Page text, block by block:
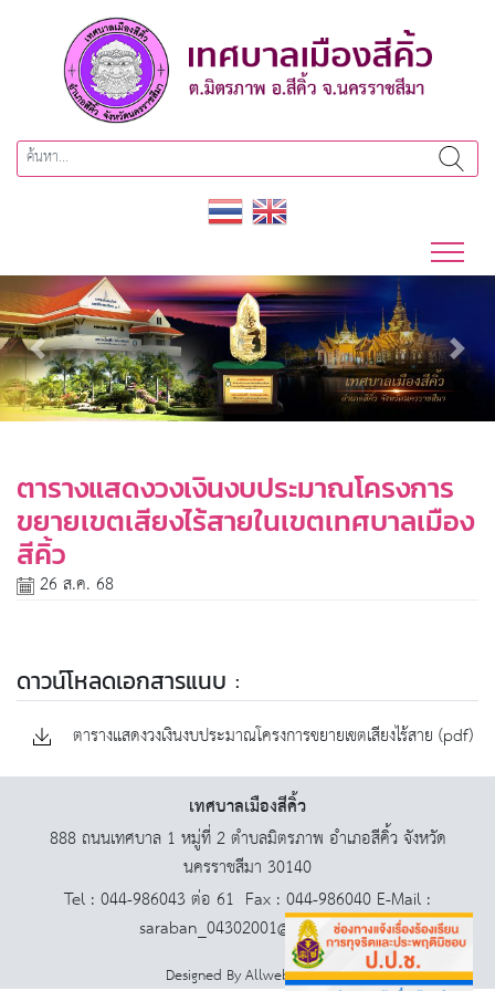
Previous Next
ตารางแสดงวงเงินงบประมาณโครงการ
ขยายเขตเสียงไร้สายในเขตเทศบาลเมือง
สีคิ้ว
26 ส.ค. 68
ดาวน์โหลดเอกสารแนบ :
ตารางแสดงวงเงินงบประมาณโครงการขยายเขตเสียงไร้สาย (pdf)
เทศบาลเมืองสีคิ้ว
888 ถนนเทศบาล 1 หมู่ที่ 2 ตำบลมิตรภาพ อำเภอสีคิ้ว จังหวัด
นครราชสีมา 30140
Tel : 044-986043 ต่อ 61 Fax : 044-986040 E-Mail :
saraban_04302001@dla.go.th
Designed ByAllwebGroup